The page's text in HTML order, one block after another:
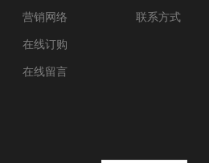
营销网络
在线订购
在线留言
联系方式